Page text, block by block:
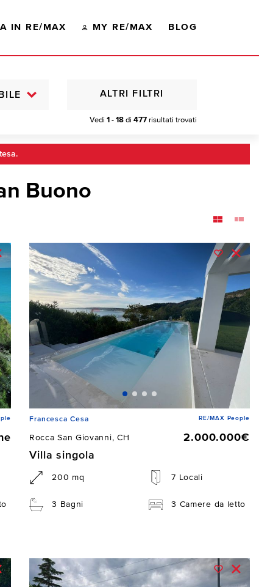
IN RE/MAX MY RE/MAX BLOG
Vedi 1 - 18 di 477 risultati trovati
ALTRI FILTRI
Buono
Francesca Cesa RE/MAX People
Rocca San Giovanni, CH
2.000.000€
Villa singola
200 mq 7 Locali
3 Bagni 3 Camere da letto